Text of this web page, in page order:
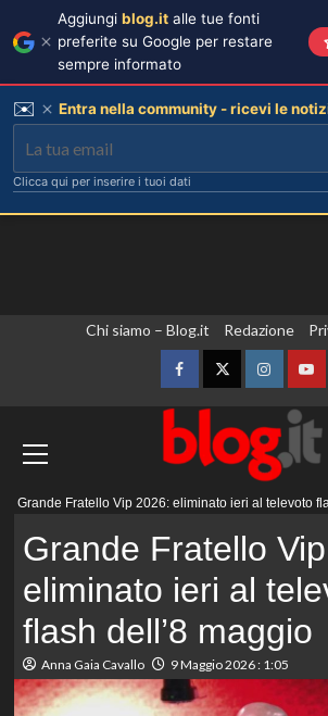
Chi siamo – Blog.it Redazione
FacebookTwitterInstagram
Grande Fratello Vip 2026: eliminato ieri al televoto
Grande Fratello
eliminato ieri al
flash dell’8 maggio
Anna Gaia Cavallo 9 Maggio 2026 : 1:05
Aggiungi blog.it alle tue fonti
preferite su Google per restare
sempre informato
✉️ Entra nella community - ricevi le
Clicca qui per inserire i tuoi dati